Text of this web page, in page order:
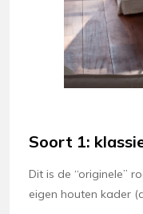
Soort 1:
Dit is de “originele”
eigen houten kader